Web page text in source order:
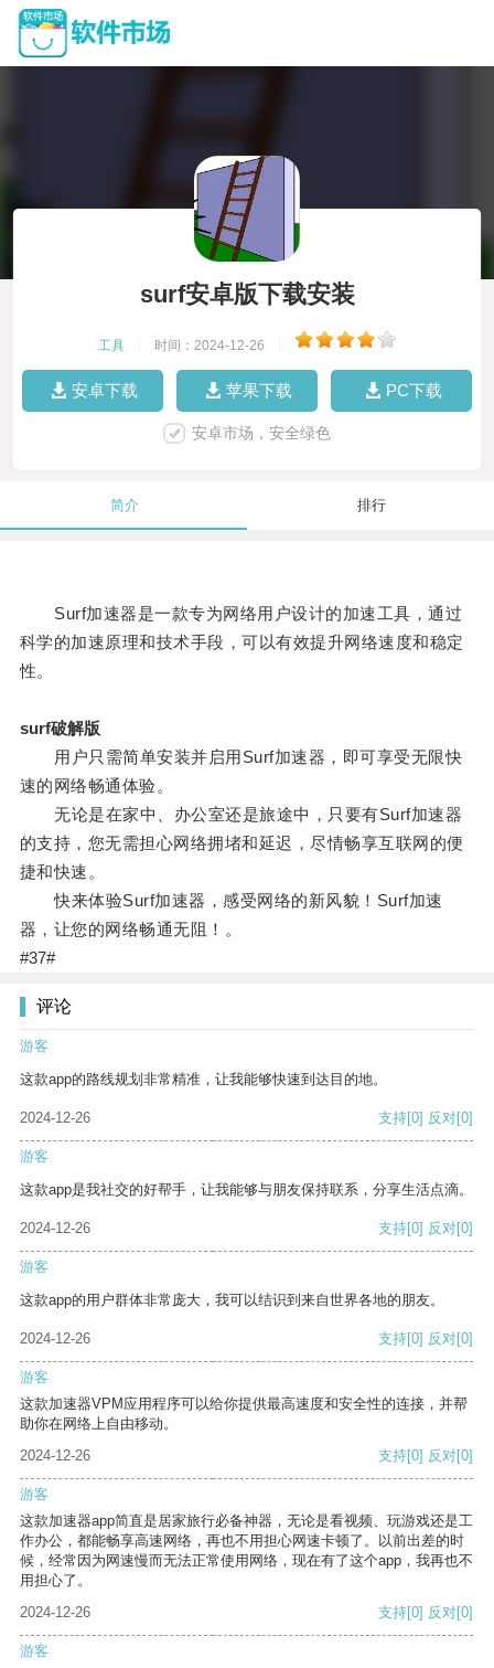
surf安卓版下载安装
工具 时间：2024-12-26
安卓下载 苹果下载 PC下载
安卓市场，安全绿色
简介 排行
Surf加速器是一款专为网络用户设计的加速工具，通过
科学的加速原理和技术手段，可以有效提升网络速度和稳定
性。
surf破解版
用户只需简单安装并启用Surf加速器，即可享受无限快
速的网络畅通体验。
无论是在家中、办公室还是旅途中，只要有Surf加速器
的支持，您无需担心网络拥堵和延迟，尽情畅享互联网的便
捷和快速。
快来体验Surf加速器，感受网络的新风貌！Surf加速
器，让您的网络畅通无阻！。
#37#
评论
游客
这款app的路线规划非常精准，让我能够快速到达目的地。
2024-12-26 支持[0] 反对[0]
游客
这款app是我社交的好帮手，让我能够与朋友保持联系，分享生活点滴。
2024-12-26 支持[0] 反对[0]
游客
这款app的用户群体非常庞大，我可以结识到来自世界各地的朋友。
2024-12-26 支持[0] 反对[0]
游客
这款加速器VPM应用程序可以给你提供最高速度和安全性的连接，并帮
助你在网络上自由移动。
2024-12-26
支持[0] 反对[0]
游客
这款加速器app简直是居家旅行必备神器，无论是看视频、玩游戏还是工
作办公，都能畅享高速网络，再也不用担心网速卡顿了。以前出差的时
候，经常因为网速慢而无法正常使用网络，现在有了这个app，我再也不
用担心了。
2024-12-26
支持[0] 反对[0]
游客